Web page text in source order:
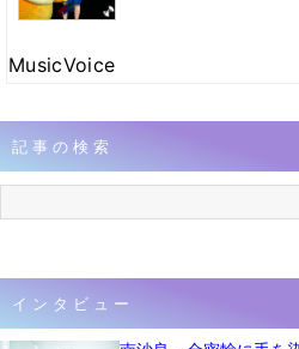
MusicVoice
記事の検索
インタビュー